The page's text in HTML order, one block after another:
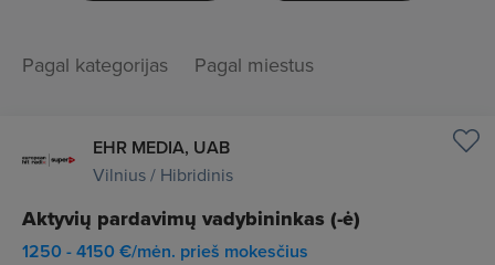
Pagal kategorijas Pagal miestus
EHR MEDIA, UAB
Vilnius / Hibridinis
Aktyvių pardavimų vadybininkas (-ė)
1250 - 4150 €/mėn. prieš mokesčius